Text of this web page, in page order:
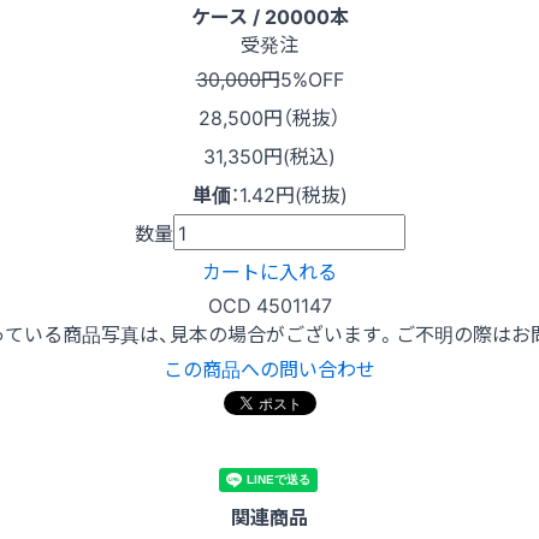
ケース / 20000本
受発注
30,000円5%OFF
28,500円（税抜）
31,350円(税込)
単価：1.42円(税抜)
数量
カートに入れる
OCD 4501147
いる商品写真は、見本の場合がございます。ご不明の際はお
この商品への問い合わせ
関連商品